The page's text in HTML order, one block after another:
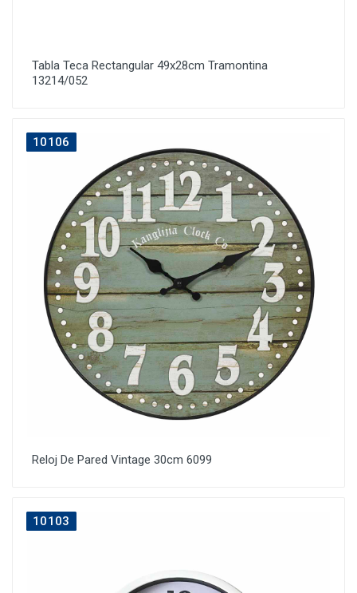
Tabla Teca Rectangular 49x28cm Tramontina
13214/052
10106
Reloj De Pared Vintage 30cm 6099
10103